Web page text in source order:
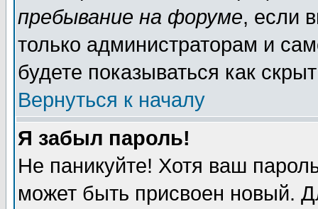
пребывание на форуме, если
только администраторам и
будете показываться как
Вернуться к началу
Я забыл пароль!
Не паникуйте! Хотя ваш
может быть присвоен новый.